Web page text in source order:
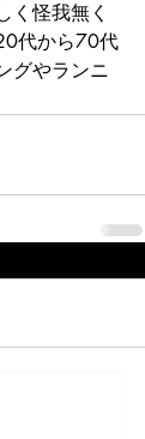
く怪我無く
代から70代
グやランニ